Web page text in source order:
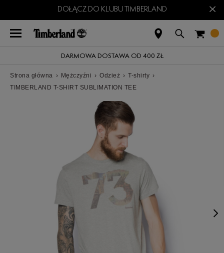
DOŁĄCZ DO KLUBU TIMBERLAND ×
DARMOWA DOSTAWA OD 400 ZŁ
Strona główna › Mężczyźni › Odzież › T-shirty ›
TIMBERLAND T-SHIRT SUBLIMATION TEE